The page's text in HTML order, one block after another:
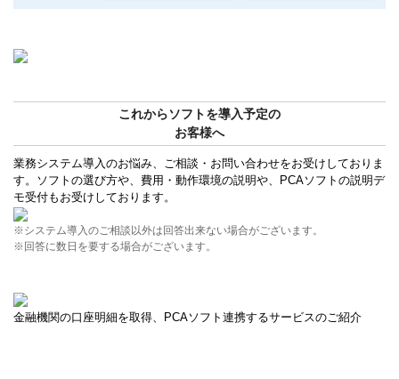
これからソフトを導入予定の
お客様へ
業務システム導入のお悩み、ご相談・お問い合わせをお受けしておりま
す。ソフトの選び方や、費用・動作環境の説明や、PCAソフトの説明デ
モ受付もお受けしております。
※システム導入のご相談以外は回答出来ない場合がございます。
※回答に数日を要する場合がございます。
金融機関の口座明細を取得、PCAソフト連携するサービスのご紹介